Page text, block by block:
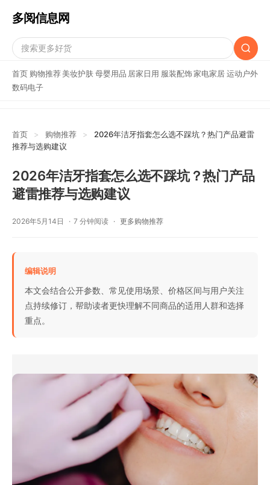
多阅信息网
首页 购物推荐 美妆护肤母婴用品 居家日用 服装配饰家电家居运动户外
数码电子
首页 > 购物推荐 >
2026年洁牙指套怎么选不踩坑？热门产品避雷
推荐与选购建议
2026年洁牙指套怎么选不踩坑？热门产品
避雷推荐与选购建议
2026年5月14日 7 分钟阅读 更多购物推荐
编辑说明
本文会结合公开参数、常见使用场景、价格区间与用户关注
点持续修订，帮助读者更快理解不同商品的适用人群和选择
重点。